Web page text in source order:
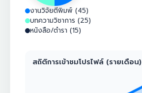
งานวิจัยตีพิมพ์ (45)
บทความวิชาการ (25)
หนังสือ/ตำรา (15)
สถิติการเข้าชมโปรไฟล์ (รายเดือน)